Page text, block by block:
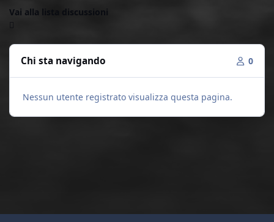
Vai alla lista discussioni
Chi sta navigando 0
Nessun utente registrato visualizza questa pagina.